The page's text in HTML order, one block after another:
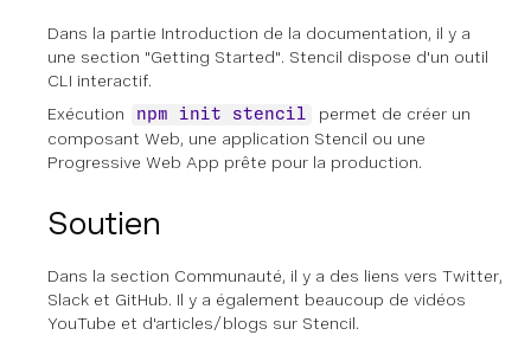
Dans la partie Introduction de la documentation, il y a
une section "Getting Started". Stencil dispose d'un outil
CLI interactif.
Exécution
npm init stencil
permet de créer un
composant Web, une application Stencil ou une
Progressive Web App prête pour la production.
Soutien
Dans la section Communauté, il y a des liens vers Twitter,
Slack et GitHub. Il y a également beaucoup de vidéos
YouTube et d'articles/blogs sur Stencil.